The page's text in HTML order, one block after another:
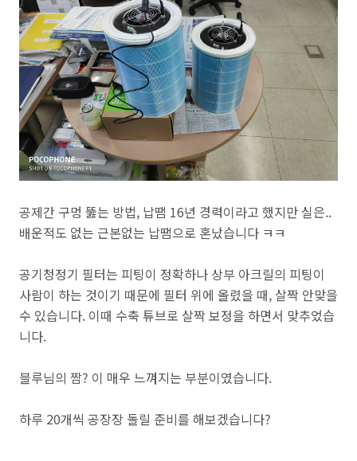
공제간 구멍 뚫는 방법, 납땜 16년 경력이라고 했지만 실은..
배운적도 없는 근본없는 납땜으로 혼났습니다 ㅋㅋ
공기청정기 필터는 피팅이 정확하나 상부 아크릴의 피팅이
사람이 하는 것이기 때문에 필터 위에 올렸을 때, 살짝 안맞을
수 있습니다. 이때 수축 튜브로 살짝 보정을 하면서 맞추었습
니다.
블루님의 짬? 이 매우 느껴지는 부분이였습니다.
하루 20개씩 공장장 돌릴 준비를 해보겠습니다?